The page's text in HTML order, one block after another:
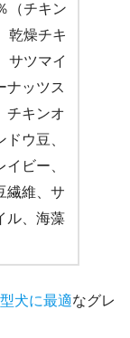
（チキン
乾燥チキ
サツマイ
ナッツス
チキンオ
ウ豆、
ビー、
繊維、サ
ル、海藻
犬に最適なグレ